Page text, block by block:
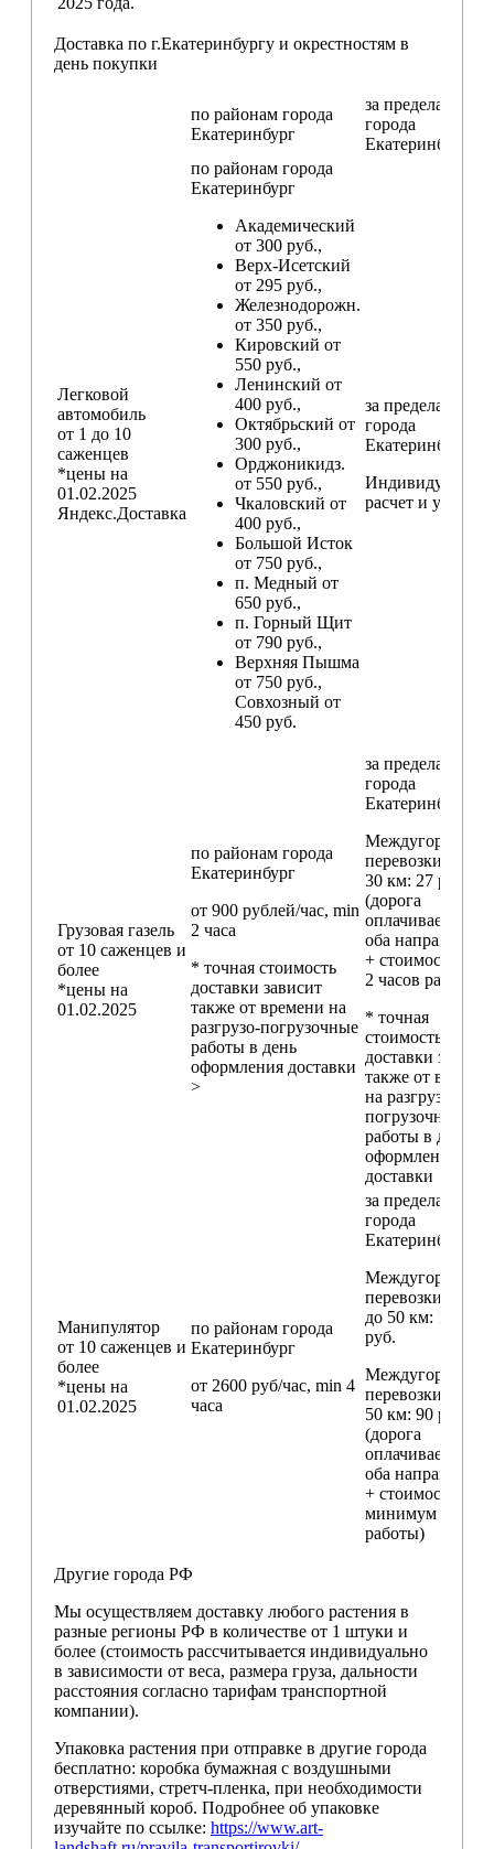
Доставка по г.Екатеринбургу и окрестностям в
день покупки
по районам города
Екатеринбург
за пределами
города
Екатеринбург
Легковой
автомобиль
от 1 до 10
саженцев
*цены на
01.02.2025
Яндекс.Доставка
по районам города
Екатеринбург
Академический
от 300 руб.,
Верх-Исетский
от 295 руб.,
Железнодорожн.
от 350 руб.,
Кировский от
550 руб.,
Ленинский от
400 руб.,
Октябрьский от
300 руб.,
Орджоникидз.
от 550 руб.,
Чкаловский от
400 руб.,
Большой Исток
от 750 руб.,
п. Медный от
650 руб.,
п. Горный Щит
от 790 руб.,
Верхняя Пышма
от 750 руб.,
Совхозный от
450 руб.
за пределами
города
Екатеринбург
расчет и условия
Грузовая газель
от 10 саженцев и
более
*цены на
01.02.2025
по районам города
Екатеринбург
от 900 рублей/час, min
2 часа
* точная стоимость
доставки зависит
также от времени на
разгрузо-погрузочные
работы в день
оформления доставки
>
за пределами
города
Екатеринбург
Междугородние
перевозки
30 км: 27 руб./км
(дорога
оплачивается в
оба направления
+ стоимость min
2 часов работы)
* точная
стоимость
доставки
также от
на разгрузо-
погрузочные
работы в день
оформления
доставки
Манипулятор
от 10 саженцев и
более
*цены на
01.02.2025
по районам города
Екатеринбург
от 2600 руб/час, min 4
часа
за пределами
города
Екатеринбург
Междугородние
перевозки
до 50 км: 18 000
руб.
Междугородние
перевозки
50 км: 90 руб./км
(дорога
оплачивается в
оба направления
+ стоимость
минимум 4
работы)
Другие города РФ
Мы осуществляем доставку любого растения в
разные регионы РФ в количестве от 1 штуки и
более (стоимость рассчитывается индивидуально
в зависимости от веса, размера груза, дальности
расстояния согласно тарифам транспортной
компании).
Упаковка растения при отправке в другие города
бесплатно: коробка бумажная с воздушными
отверстиями, стретч-пленка, при необходимости
деревянный короб. Подробнее об упаковке
изучайте по ссылке: https://www.art-